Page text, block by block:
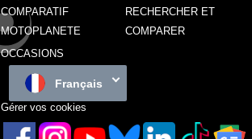
COMPARATIF
MOTOPLANETE
RECHERCHER ET
COMPARER
OCCASIONS
Français
Gérer vos cookies